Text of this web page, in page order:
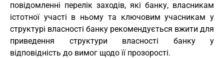
повідомленні перелік заходів, які банку, власникам
істотної участі в ньому та ключовим учасникам у
структурі власності банку рекомендується вжити для
приведення структури власності банку у
відповідність до вимог щодо її прозорості.